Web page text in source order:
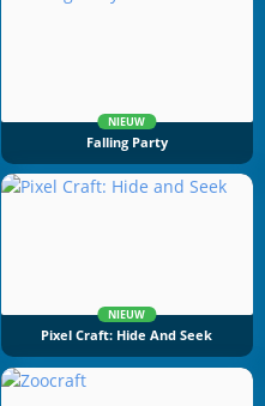
NIEUW
Falling Party
NIEUW
Pixel Craft: Hide And Seek